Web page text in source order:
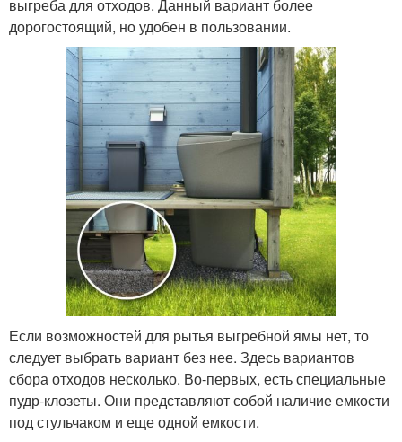
выгреба для отходов. Данный вариант более
дорогостоящий, но удобен в пользовании.
Если возможностей для рытья выгребной ямы нет, то
следует выбрать вариант без нее. Здесь вариантов
сбора отходов несколько. Во-первых, есть специальные
пудр-клозеты. Они представляют собой наличие емкости
под стульчаком и еще одной емкости.